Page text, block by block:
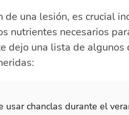
de una lesión, es crucial
nutrientes necesarios
dejo una lista de
usar chanclas durante el